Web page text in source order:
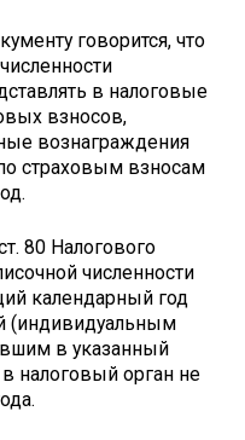
говорится, что
в налоговые
взносов,
вознаграждения
страховым взносам
80 Налогового
численности
календарный год
(индивидуальным
в указанный
налоговый орган не